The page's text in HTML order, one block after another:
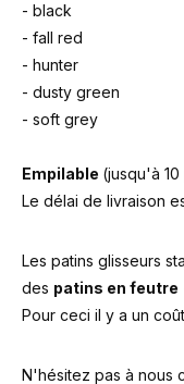
- black
- fall red
- hunter
- dusty green
- soft grey
Empilable (jusqu'à
Le délai de livraison
Les patins glisseurs
des patins en feutre
Pour ceci il y a un
N'hésitez pas à nous